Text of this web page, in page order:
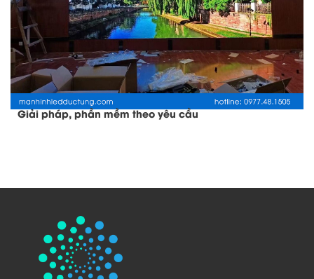
Giải pháp, phần mềm theo yêu cầu